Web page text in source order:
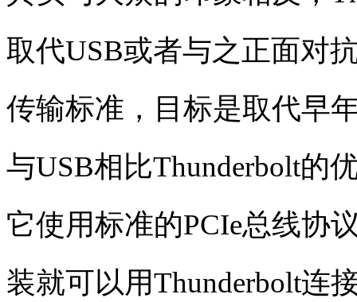
取代USB或者与之正面对
传输标准，目标是取代早
与USB相比Thunderbolt的
它使用标准的PCIe总线协
装就可以用Thunderbolt连